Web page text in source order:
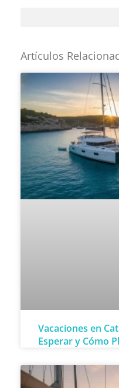
Artículos
Vacaciones en
Esperar y Cómo